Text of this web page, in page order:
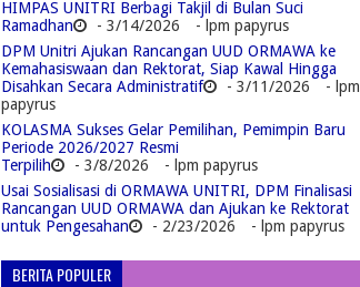
HIMPAS UNITRI Berbagi Takjil di Bulan Suci
Ramadhan
- 3/14/2026
- lpm papyrus
DPM Unitri Ajukan Rancangan UUD ORMAWA ke
Kemahasiswaan dan Rektorat, Siap Kawal Hingga
Disahkan Secara Administratif
- 3/11/2026
- lpm
papyrus
KOLASMA Sukses Gelar Pemilihan, Pemimpin Baru
Periode 2026/2027 Resmi
Terpilih
- 3/8/2026
- lpm papyrus
Usai Sosialisasi di ORMAWA UNITRI, DPM Finalisasi
Rancangan UUD ORMAWA dan Ajukan ke Rektorat
untuk Pengesahan
- 2/23/2026 - lpm papyrus
BERITA POPULER